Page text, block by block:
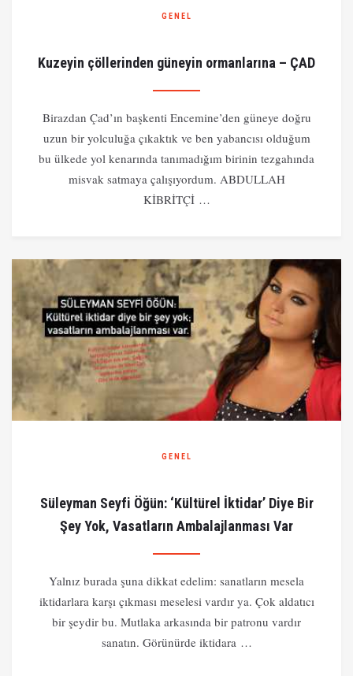
GENEL
Kuzeyin çöllerinden güneyin ormanlarına – ÇAD
Birazdan Çad’ın başkenti Encemine’den güneye doğru
uzun bir yolculuğa çıkaktık ve ben yabancısı olduğum
bu ülkede yol kenarında tanımadığım birinin tezgahında
misvak satmaya çalışıyordum. ABDULLAH
KİBRİTÇİ …
GENEL
Süleyman Seyfi Öğün: ‘Kültürel İktidar’ Diye Bir
Şey Yok, Vasatların Ambalajlanması Var
Yalnız burada şuna dikkat edelim: sanatların mesela
iktidarlara karşı çıkması meselesi vardır ya. Çok aldatıcı
bir şeydir bu. Mutlaka arkasında bir patronu vardır
sanatın. Görünürde iktidara …